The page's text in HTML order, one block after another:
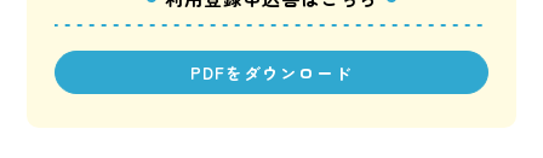
PDFをダウンロード